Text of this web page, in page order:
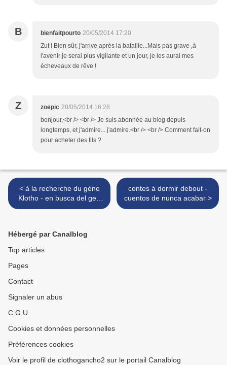
B bienfaitpourto 20/05/2014 17:20
Zut ! Bien sûr, j'arrive après la bataille...Mais pas grave ,à
l'avenir je serai plus vigilante et un jour, je les aurai mes
écheveaux de rêve !
Z zoepic 20/05/2014 16:28
bonjour,<br /> <br /> Je suis abonnée au blog depuis
longtemps, et j'admire... j'admire.<br /> <br /> Comment fait-on
pour acheter des fils ?
< à la recherche du gène
Klotho - en busca del gen
Klotho
contes à dormir debout -
cuentos de nunca acabar >
Hébergé par Canalblog
Top articles
Pages
Contact
Signaler un abus
C.G.U.
Cookies et données personnelles
Préférences cookies
Voir le profil de clothogancho2 sur le portail Canalblog